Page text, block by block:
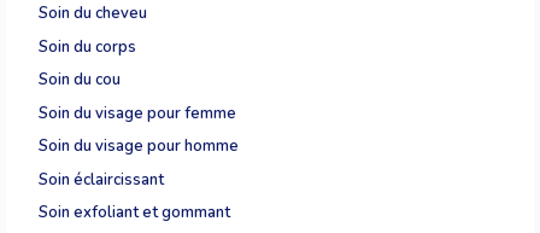
Soin du cheveu
Soin du corps
Soin du cou
Soin du visage pour femme
Soin du visage pour homme
Soin éclaircissant
Soin exfoliant et gommant